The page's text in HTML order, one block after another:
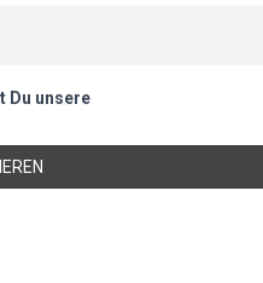
Du unsere